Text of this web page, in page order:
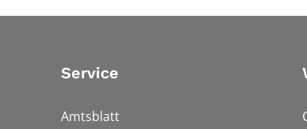
Service
Amtsblatt